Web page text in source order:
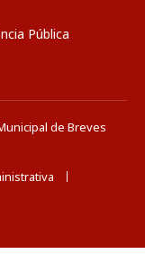
Pública
de Breves